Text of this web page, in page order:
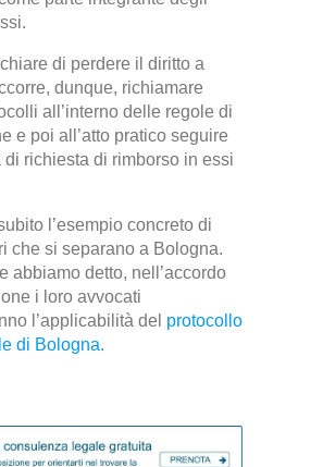
di perdere il diritto a
dunque, richiamare
all’interno delle regole di
e poi all’atto pratico seguire
di richiesta di rimborso in essi
l’esempio concreto di
che si separano a Bologna.
abbiamo detto, nell’accordo
i loro avvocati
l’applicabilità del protocollo
di Bologna.